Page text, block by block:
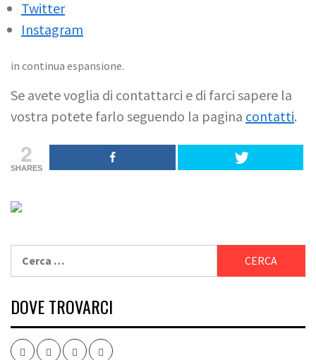
Twitter
Instagram
in continua espansione.
Se avete voglia di contattarci e di farci sapere la
vostra potete farlo seguendo la pagina contatti.
2
SHARES
DOVE TROVARCI
FacebookTwitter InstagramYoutube